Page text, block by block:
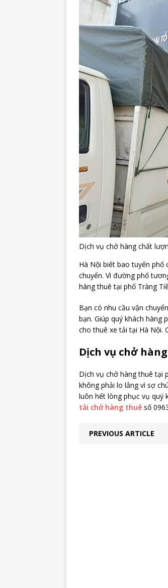
Dịch vụ chở hàng chất
Hà Nội biết bao tuyến phố
chuyển. Vì đường phố
hàng thuê tại phố Tràng
Bạn có nhu cầu vận
bạn. Giúp quý khách hàng
cho thuê xe tải tại Hà Nội.
Dịch vụ chở
Dịch vụ chở hàng thuê tại
không phải lo lắng vì sợ
luôn hết lòng phục vụ quý
tải chở hàng thuê số
PREVIOUS ARTICLE